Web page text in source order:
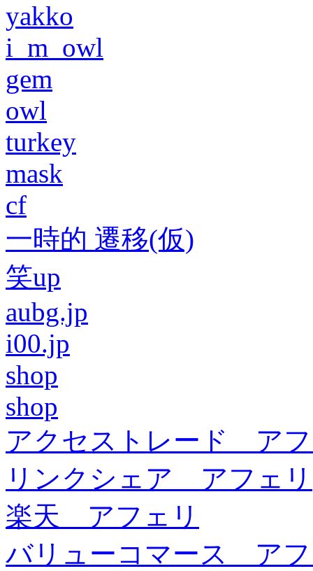
yakko
i_m_owl
gem
owl
turkey
mask
cf
一時的 遷移(仮)
笑up
aubg.jp
i00.jp
shop
shop
アクセストレード ア
リンクシェア アフェリ
楽天 アフェリ
バリューコマース ア